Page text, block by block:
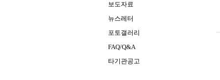
보도자료
뉴스레터
포토갤러리
FAQ/Q&A
타기관공고